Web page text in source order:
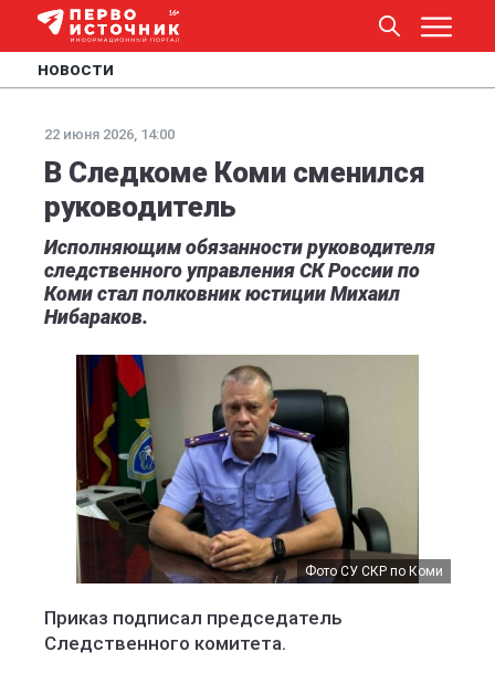
НОВОСТИ
22 июня 2026, 14:00
В Следкоме Коми сменился
руководитель
Исполняющим обязанности руководителя
следственного управления СК России по
Коми стал полковник юстиции Михаил
Нибараков.
Фото СУ СКР по Коми
Приказ подписал председатель
Следственного комитета.